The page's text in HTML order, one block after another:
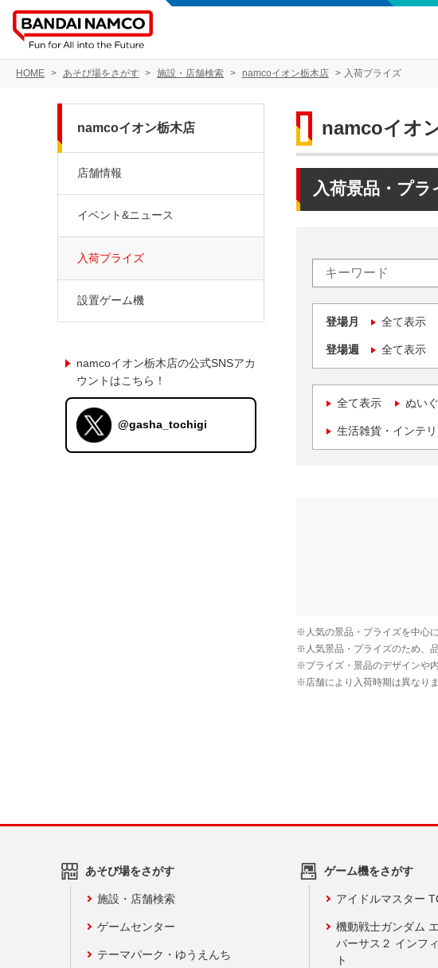
HOME あそび場をさがす 施設・店舗検索 namcoイオン栃木店 入荷プライズ
namcoイオ
入荷景品・プラ
登場月 全て表示
登場週 全て表示
全て表示 ぬい
生活雑貨・インテ
namcoイオン栃木店
店舗情報
イベント&ニュース
入荷プライズ
設置ゲーム機
namcoイオン栃木店の公式SNSアカ
ウントはこちら！
@gasha_tochigi
あそび場をさがす
施設・店舗検索
ゲームセンター
テーマパーク・ゆうえんち
ゲーム機をさがす
アイドルマスター
機動戦士ガンダム
バーサス２ インフ
ト